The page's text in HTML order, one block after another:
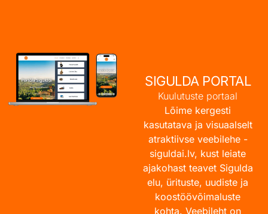
SIGULDA PORTAL
Kuulutuste portaal
Lõime kergesti
kasutatava ja visuaalselt
atraktiivse veebilehe -
siguldai.lv, kust leiate
ajakohast teavet Sigulda
elu, ürituste, uudiste ja
koostöövõimaluste
kohta. Veebileht on